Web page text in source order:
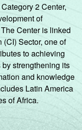
2 Center,
of
Center is linked
Sector, one of
to achieving
strengthening its
and knowledge
Latin America
of Africa.